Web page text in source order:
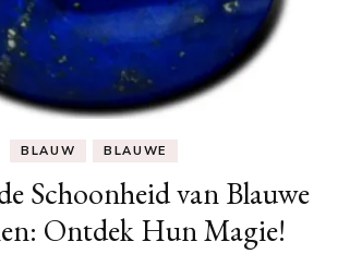
BLAUW BLAUWE
Schoonheid van Blauwe
Ontdek Hun Magie!